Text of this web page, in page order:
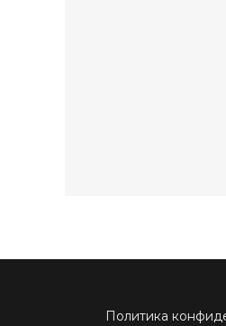
Политика